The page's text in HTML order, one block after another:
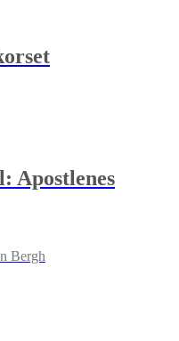
Apostlenes
Bergh